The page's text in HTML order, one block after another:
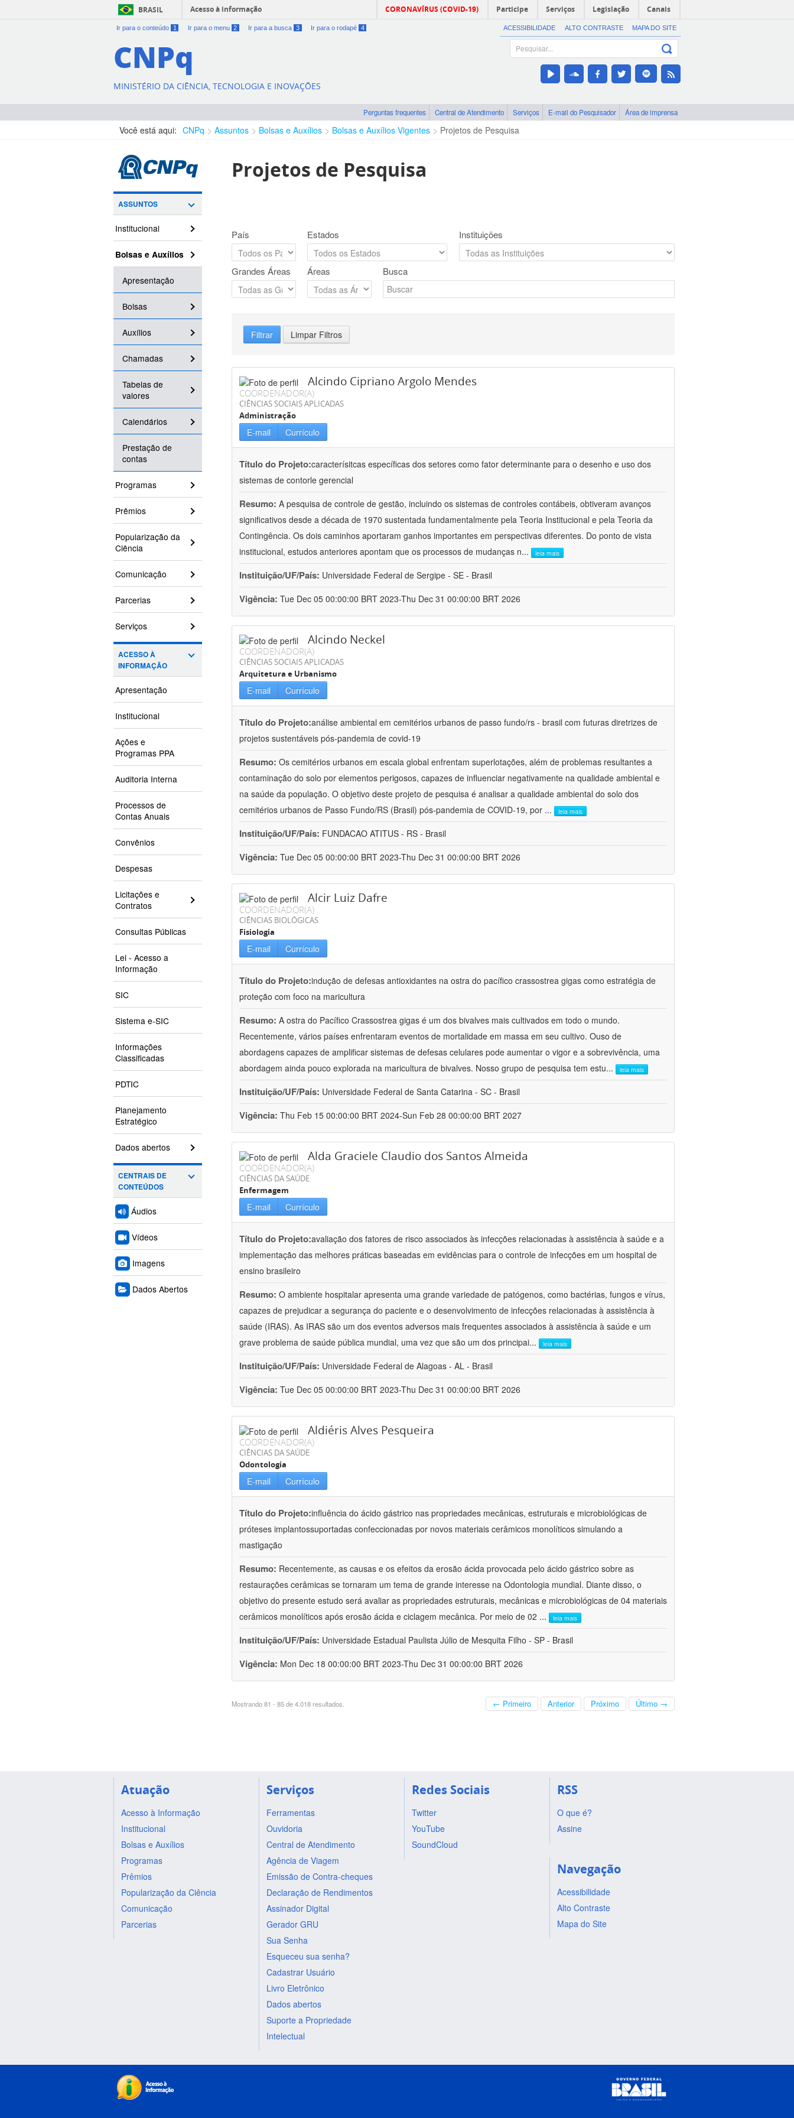
BRASIL Acesso à informação CORONAVÍRUS (COVID-19) Participe Serviços Legislação Canais
Ir para o conteúdo 1 Ir para o menu 2 Ir para a busca 3 Ir para o rodapé 4 ACESSIBILIDADE ALTO CONTRASTE MAPA DO SITE
CNPq
MINISTÉRIO DA CIÊNCIA, TECNOLOGIA E INOVAÇÕES
Perguntas frequentes Central de Atendimento Serviços E-mail do Pesquisador Área de imprensa
Você está aqui: CNPq Assuntos Bolsas e Auxílios Bolsas e Auxílios Vigentes Projetos de Pesquisa
ASSUNTOS
Institucional
Bolsas e Auxílios
Apresentação
Bolsas
Auxílios
Chamadas
Tabelas de
valores
Calendários
Prestação de
contas
Programas
Prêmios
Popularização da
Ciência
Comunicação
Parcerias
Serviços
ACESSO À
INFORMAÇÃO
Apresentação
Institucional
Ações e
Programas PPA
Auditoria Interna
Processos de
Contas Anuais
Convênios
Despesas
Licitações e
Contratos
Consultas Públicas
Lei - Acesso a
Informação
SIC
Sistema e-SIC
Informações
Classificadas
PDTIC
Planejamento
Estratégico
Dados abertos
CENTRAIS DE
CONTEÚDOS
Áudios
Vídeos
Imagens
Dados Abertos
Projetos de Pesquisa
País Estados Instituições
Grandes Áreas Áreas Busca
Filtrar Limpar Filtros
Alcindo Cipriano Argolo Mendes
COORDENADOR(A)
CIÊNCIAS SOCIAIS APLICADAS
Administração
E-mail Currículo
Título do Projeto:caracterísitcas específicas dos setores como fator determinante para o desenho e uso dos
sistemas de contorle gerencial
Resumo: A pesquisa de controle de gestão, incluindo os sistemas de controles contábeis, obtiveram avanços
significativos desde a década de 1970 sustentada fundamentalmente pela Teoria Institucional e pela Teoria da
Contingência. Os dois caminhos aportaram ganhos importantes em perspectivas diferentes. Do ponto de vista
institucional, estudos anteriores apontam que os processos de mudanças n... leia mais
Instituição/UF/País: Universidade Federal de Sergipe - SE - Brasil
Vigência: Tue Dec 05 00:00:00 BRT 2023-Thu Dec 31 00:00:00 BRT 2026
Alcindo Neckel
COORDENADOR(A)
CIÊNCIAS SOCIAIS APLICADAS
Arquitetura e Urbanismo
E-mail Currículo
Título do Projeto:análise ambiental em cemitérios urbanos de passo fundo/rs - brasil com futuras diretrizes de
projetos sustentáveis pós-pandemia de covid-19
Resumo: Os cemitérios urbanos em escala global enfrentam superlotações, além de problemas resultantes a
contaminação do solo por elementos perigosos, capazes de influenciar negativamente na qualidade ambiental e
na saúde da população. O objetivo deste projeto de pesquisa é analisar a qualidade ambiental do solo dos
cemitérios urbanos de Passo Fundo/RS (Brasil) pós-pandemia de COVID-19, por ... leia mais
Instituição/UF/País: FUNDACAO ATITUS - RS - Brasil
Vigência: Tue Dec 05 00:00:00 BRT 2023-Thu Dec 31 00:00:00 BRT 2026
Alcir Luiz Dafre
COORDENADOR(A)
CIÊNCIAS BIOLÓGICAS
Fisiologia
E-mail Currículo
Título do Projeto:indução de defesas antioxidantes na ostra do pacífico crassostrea gigas como estratégia de
proteção com foco na maricultura
Resumo: A ostra do Pacífico Crassostrea gigas é um dos bivalves mais cultivados em todo o mundo.
Recentemente, vários países enfrentaram eventos de mortalidade em massa em seu cultivo. Ouso de
abordagens capazes de amplificar sistemas de defesas celulares pode aumentar o vigor e a sobrevivência, uma
abordagem ainda pouco explorada na maricultura de bivalves. Nosso grupo de pesquisa tem estu... leia mais
Instituição/UF/País: Universidade Federal de Santa Catarina - SC - Brasil
Vigência: Thu Feb 15 00:00:00 BRT 2024-Sun Feb 28 00:00:00 BRT 2027
Alda Graciele Claudio dos Santos Almeida
COORDENADOR(A)
CIÊNCIAS DA SAÚDE
Enfermagem
E-mail Currículo
Título do Projeto:avaliação dos fatores de risco associados às infecções relacionadas à assistência à saúde e a
implementação das melhores práticas baseadas em evidências para o controle de infecções em um hospital de
ensino brasileiro
Resumo: O ambiente hospitalar apresenta uma grande variedade de patógenos, como bactérias, fungos e vírus,
capazes de prejudicar a segurança do paciente e o desenvolvimento de infecções relacionadas à assistência à
saúde (IRAS). As IRAS são um dos eventos adversos mais frequentes associados à assistência à saúde e um
grave problema de saúde pública mundial, uma vez que são um dos principai... leia mais
Instituição/UF/País: Universidade Federal de Alagoas - AL - Brasil
Vigência: Tue Dec 05 00:00:00 BRT 2023-Thu Dec 31 00:00:00 BRT 2026
Aldiéris Alves Pesqueira
COORDENADOR(A)
CIÊNCIAS DA SAÚDE
Odontologia
E-mail Currículo
Título do Projeto:influência do ácido gástrico nas propriedades mecânicas, estruturais e microbiológicas de
próteses implantossuportadas confeccionadas por novos materiais cerâmicos monolíticos simulando a
mastigação
Resumo: Recentemente, as causas e os efeitos da erosão ácida provocada pelo ácido gástrico sobre as
restaurações cerâmicas se tornaram um tema de grande interesse na Odontologia mundial. Diante disso, o
objetivo do presente estudo será avaliar as propriedades estruturais, mecânicas e microbiológicas de 04 materiais
cerâmicos monolíticos após erosão ácida e ciclagem mecânica. Por meio de 02 ... leia mais
Instituição/UF/País: Universidade Estadual Paulista Júlio de Mesquita Filho - SP - Brasil
Vigência: Mon Dec 18 00:00:00 BRT 2023-Thu Dec 31 00:00:00 BRT 2026
Mostrando 81 - 85 de 4.018 resultados. ← Primeiro Anterior Próximo Último →
Atuação
Acesso à Informação
Institucional
Bolsas e Auxílios
Programas
Prêmios
Popularização da Ciência
Comunicação
Parcerias
Serviços
Ferramentas
Ouvidoria
Central de Atendimento
Agência de Viagem
Emissão de Contra-cheques
Declaração de Rendimentos
Assinador Digital
Gerador GRU
Sua Senha
Esqueceu sua senha?
Cadastrar Usuário
Livro Eletrônico
Dados abertos
Suporte a Propriedade
Intelectual
Redes Sociais
Twitter
YouTube
SoundCloud
RSS
O que é?
Assine
Navegação
Acessibilidade
Alto Contraste
Mapa do Site